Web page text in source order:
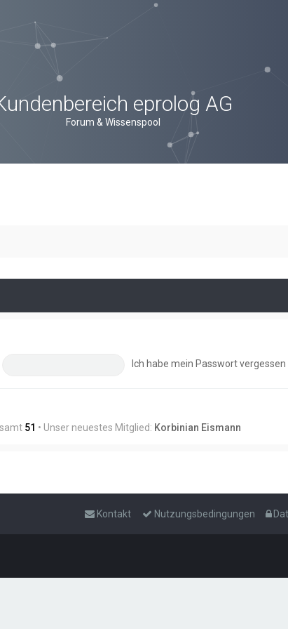
eprolog AG
Forum & Wissenspool
Ich habe mein Passwort vergessen
51 • Unser neuestes Mitglied: Korbinian Eismann
Nutzungsbedingungen
Kontakt